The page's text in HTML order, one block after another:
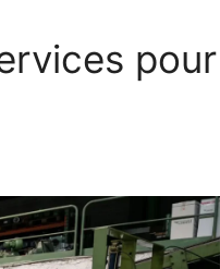
pour